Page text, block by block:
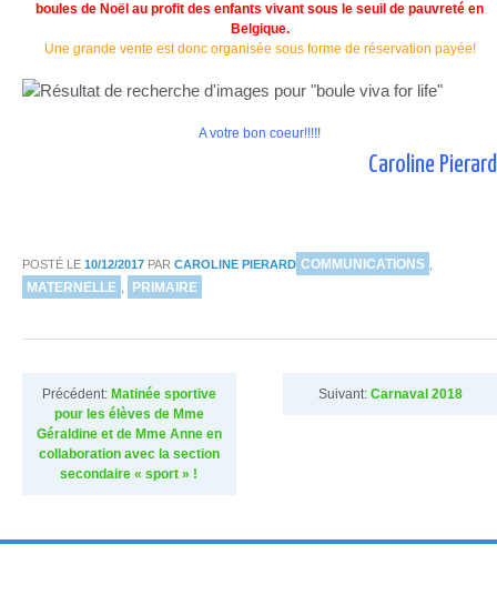
boules de Noël au profit des enfants vivant sous le seuil de pauvreté en
Belgique.
Une grande vente est donc organisée sous forme de réservation payée!
A votre bon coeur!!!!!
Caroline Pierard
POSTÉ LE 10/12/2017 PAR CAROLINE PIERARDDANS
COMMUNICATIONS ,
MATERNELLE , PRIMAIRE
Précédent: Matinée sportive
pour les élèves de Mme
Géraldine et de Mme Anne en
collaboration avec la section
secondaire « sport » !
Suivant: Carnaval 2018